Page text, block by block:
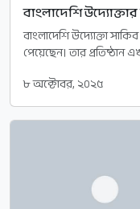
বাংলাদেশি
বাংলাদেশি উদ্যোক্তা
পেয়েছেন। তার প্রতিষ্ঠান
৮ অক্টোবর, ২০২৫